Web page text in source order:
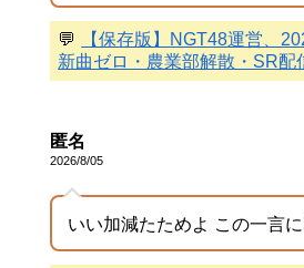
💬
【保存版】NGT48運営、
新曲ゼロ・農業部解散・SR配
匿名
2026/8/05
いい加減たためよ この一言